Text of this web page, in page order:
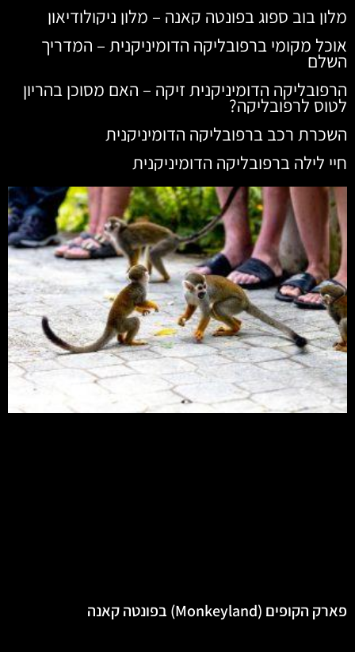
מלון בוב ספוג בפונטה קאנה – מלון ניקולודיאון
אוכל מקומי ברפובליקה הדומיניקנית – המדריך
השלם
הרפובליקה הדומיניקנית זיקה – האם מסוכן בהריון
לטוס לרפובליקה?
השכרת רכב ברפובליקה הדומיניקנית
חיי לילה ברפובליקה הדומיניקנית
פארק הקופים (Monkeyland) בפונטה קאנה